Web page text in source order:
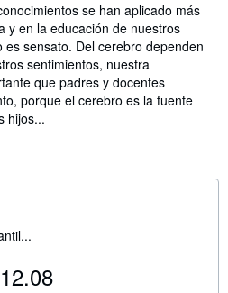
se han aplicado más
y en la educación de nuestros
es sensato. Del cerebro dependen
sentimientos, nuestra
que padres y docentes
porque el cerebro es la fuente
hijos...